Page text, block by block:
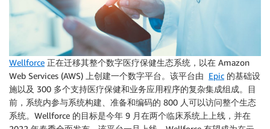
Wellforce 正在迁移其整个数字医疗保健生态系统，以在 Amazon
Web Services (AWS) 上创建一个数字平台。该平台由 Epic 的基础设
施以及 300 多个支持医疗保健和业务应用程序的复杂集成组成。目
前，系统内参与系统构建、准备和编码的 800 人可以访问整个生态
系统。Wellforce 的目标是今年 9 月在两个临床系统上上线，并在